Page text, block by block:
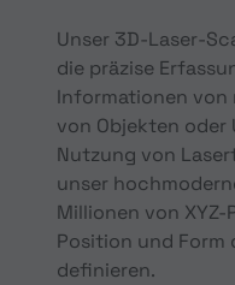
Unser 3D-Laser-
die präzise
Informationen von
von Objekten oder
Nutzung von
unser
Millionen von
Position und Form
definieren.